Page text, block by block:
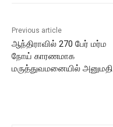
Previous article
ஆந்திராவில் 270 பேர் மர்ம
நோய் காரணமாக
மருத்துவமனையில் அனுமதி